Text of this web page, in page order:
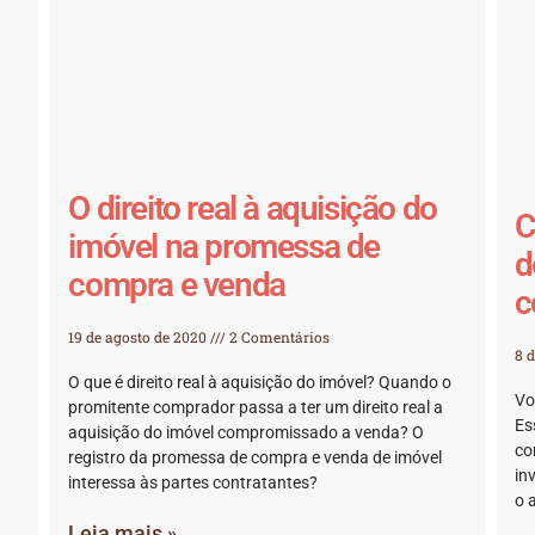
O direito real à aquisição do
imóvel na promessa de
compra e venda
19 de agosto de 2020 2 Comentários
O que é direito real à aquisição do imóvel? Quando o
promitente comprador passa a ter um direito real a
aquisição do imóvel compromissado a venda? O
registro da promessa de compra e venda de imóvel
interessa às partes contratantes?
8
o